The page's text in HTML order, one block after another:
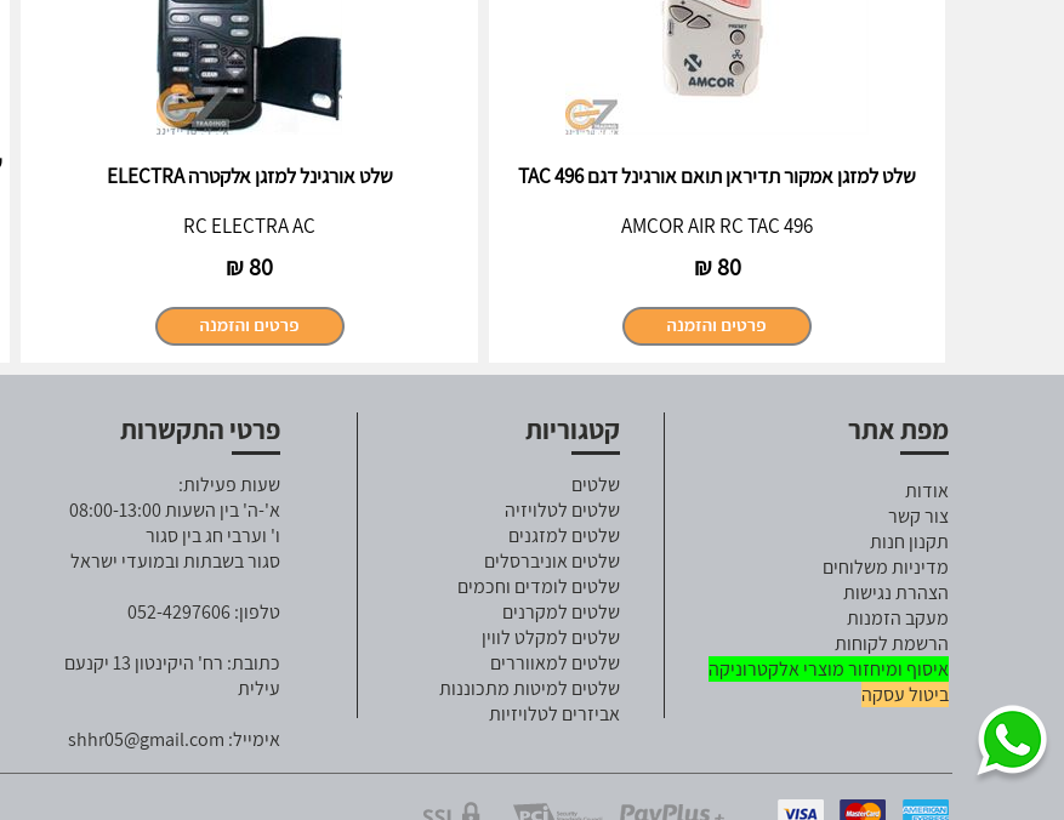
שלט למזגן אמקור תדיראן תואם אורגינל דגם TAC 496
AMCOR AIR RC TAC 496
80
₪
שלט אורגינל למזגן אלקטרה ELECTRA
RC ELECTRA AC
80
₪
מפת אתר
אודות
צור קשר
תקנון חנות
מדיניות משלוחים
הצהרת נגישות
מעקב הזמנות
הרשמת לקוחות
איסוף ומיחזור מוצרי אלקטרוניקה
ביטול עסקה
קטגוריות
שלטים
שלטים לטלויזיה
שלטים למזגנים
שלטים אוניברסלים
שלטים לומדים וחכמים
שלטים למקרנים
שלטים למקלט לווין
שלטים למאווררים
שלטים למיטות מתכוננות
אביזרים לטלויזיות
פרטי התקשרות
שעות פעילות:
א'-ה' בין השעות 08:00-13:00
ו' וערבי חג בין סגור
סגור בשבתות ובמועדי ישראל
טלפון: 052-4297606
כתובת: רח' היקינטון 13 יקנעם
עילית
אימייל: shhr05@gmail.com